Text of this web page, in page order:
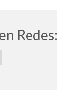
Redes: